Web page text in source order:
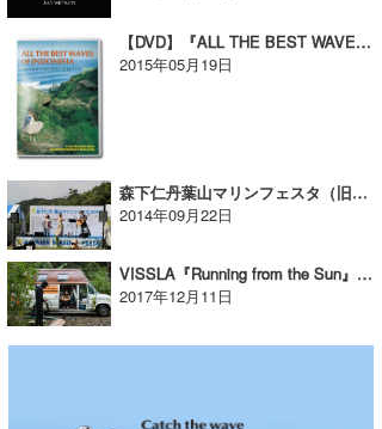
【DVD】『ALL THE BEST WAVES OF INDONESIA』をリリース！！
2015年05月19日
森下仁丹葉山マリンフェスタ（旧：洋之介ファンフェスタ）！
2014年09月22日
VISSLA『Running from the Sun』ツインフィンマスターDerrickDisney仲間とのロードトリップの楽しさが溢れる映像は必見です！
2017年12月11日